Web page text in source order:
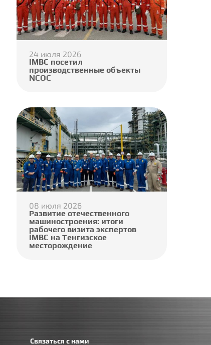
24 июля 2026
IMBC посетил
производственные объекты
NCOC
08 июля 2026
Развитие отечественного
машиностроения: итоги
рабочего визита экспертов
IMBC на Тенгизское
месторождение
Связаться с нами